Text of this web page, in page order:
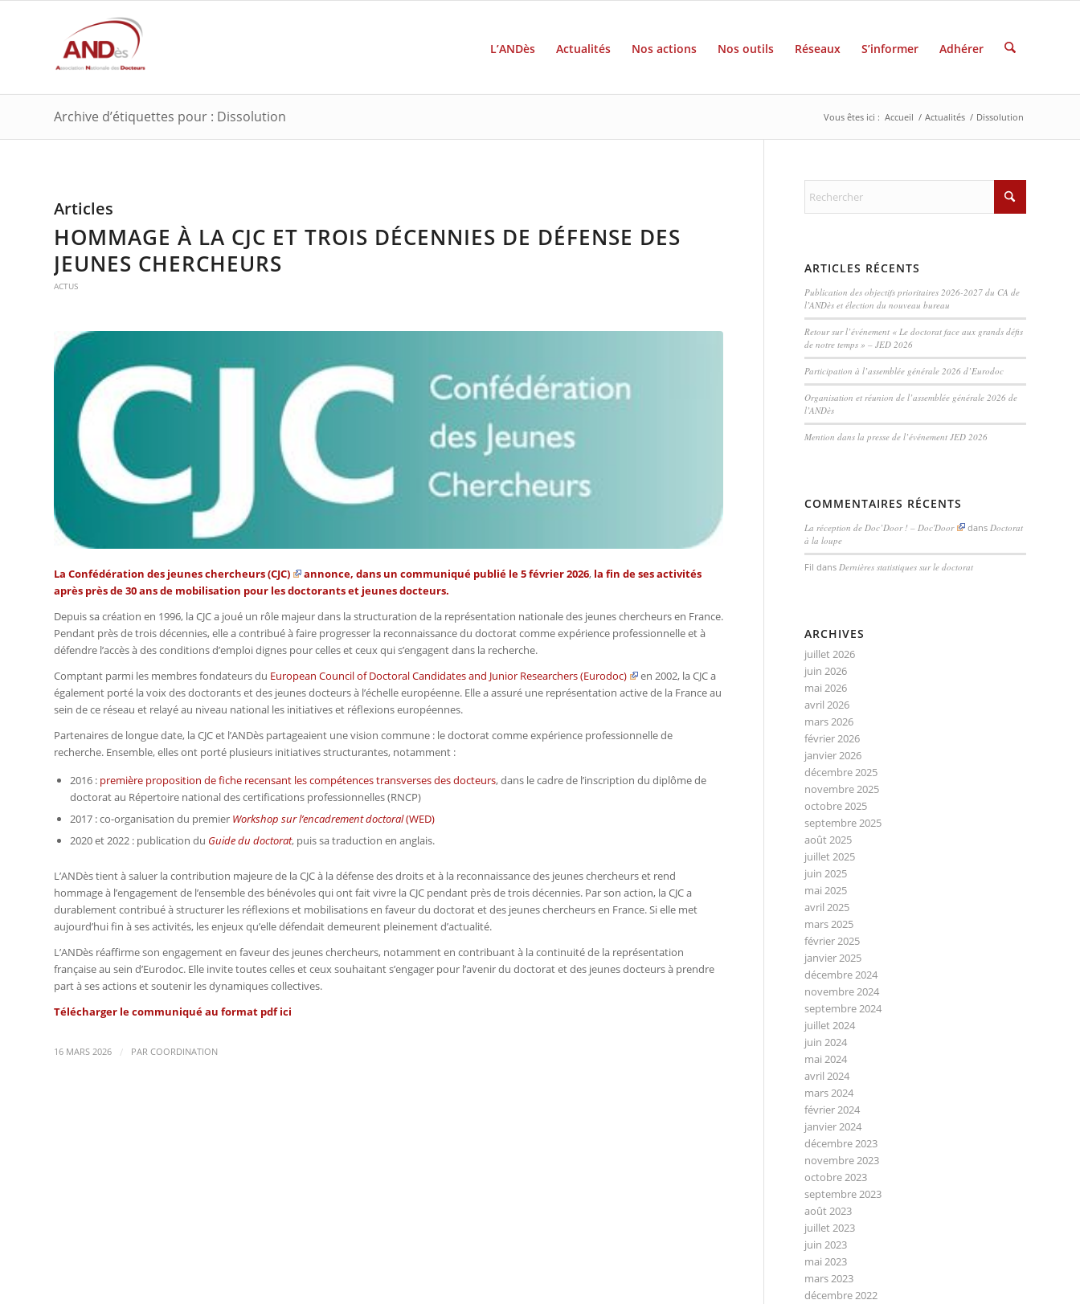
L’ANDès Actualités Nos actions Nos outils Réseaux S’informer Adhérer
Archive d’étiquettes pour : Dissolution Vous êtes ici : Accueil / Actualités / Dissolution
Articles
HOMMAGE À LA CJC ET TROIS DÉCENNIES DE DÉFENSE DES
JEUNES CHERCHEURS
ACTUS
La Confédération des jeunes chercheurs (CJC) annonce, dans un communiqué publié le 5 février 2026, la fin de ses activités
après près de 30 ans de mobilisation pour les doctorants et jeunes docteurs.
Depuis sa création en 1996, la CJC a joué un rôle majeur dans la structuration de la représentation nationale des jeunes chercheurs en France.
Pendant près de trois décennies, elle a contribué à faire progresser la reconnaissance du doctorat comme expérience professionnelle et à
défendre l’accès à des conditions d’emploi dignes pour celles et ceux qui s’engagent dans la recherche.
Comptant parmi les membres fondateurs du European Council of Doctoral Candidates and Junior Researchers (Eurodoc)
en 2002, la CJC a
également porté la voix des doctorants et des jeunes docteurs à l’échelle européenne. Elle a assuré une représentation active de la France au
sein de ce réseau et relayé au niveau national les initiatives et réflexions européennes.
Partenaires de longue date, la CJC et l’ANDès partageaient une vision commune : le doctorat comme expérience professionnelle de
recherche. Ensemble, elles ont porté plusieurs initiatives structurantes, notamment :
2016 : première proposition de fiche recensant les compétences transverses des docteurs, dans le cadre de l’inscription du diplôme de
doctorat au Répertoire national des certifications professionnelles (RNCP)
2017 : co-organisation du premier Workshop sur l’encadrement doctoral(WED)
2020 et 2022 : publication du Guide du doctorat, puis sa traduction en anglais.
L’ANDès tient à saluer la contribution majeure de la CJC à la défense des droits et à la reconnaissance des jeunes chercheurs et rend
hommage à l’engagement de l’ensemble des bénévoles qui ont fait vivre la CJC pendant près de trois décennies. Par son action, la CJC a
durablement contribué à structurer les réflexions et mobilisations en faveur du doctorat et des jeunes chercheurs en France. Si elle met
aujourd’hui fin à ses activités, les enjeux qu’elle défendait demeurent pleinement d’actualité.
L’ANDès réaffirme son engagement en faveur des jeunes chercheurs, notamment en contribuant à la continuité de la représentation
française au sein d’Eurodoc. Elle invite toutes celles et ceux souhaitant s’engager pour l’avenir du doctorat et des jeunes docteurs à prendre
part à ses actions et soutenir les dynamiques collectives.
Télécharger le communiqué au format pdf ici
16 MARS 2026 / PAR COORDINATION
ARTICLES RÉCENTS
Publication des objectifs prioritaires 2026-2027 du CA de
l’ANDès et élection du nouveau bureau
Retour sur l’événement « Le doctorat face aux grands défis
de notre temps » – JED 2026
Participation à l’assemblée générale 2026 d’Eurodoc
Organisation et réunion de l’assemblée générale 2026 de
l’ANDès
Mention dans la presse de l’événement JED 2026
COMMENTAIRES RÉCENTS
La réception de Doc’Door ! – Doc'Door dans Doctorat
à la loupe
Fil dansDernières statistiques sur le doctorat
ARCHIVES
juillet 2026
juin 2026
mai 2026
avril 2026
mars 2026
février 2026
janvier 2026
décembre 2025
novembre 2025
octobre 2025
septembre 2025
août 2025
juillet 2025
juin 2025
mai 2025
avril 2025
mars 2025
février 2025
janvier 2025
décembre 2024
novembre 2024
septembre 2024
juillet 2024
juin 2024
mai 2024
avril 2024
mars 2024
février 2024
janvier 2024
décembre 2023
novembre 2023
octobre 2023
septembre 2023
août 2023
juillet 2023
juin 2023
mai 2023
mars 2023
décembre 2022